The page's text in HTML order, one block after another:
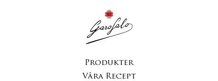
Produkter
Våra Recept